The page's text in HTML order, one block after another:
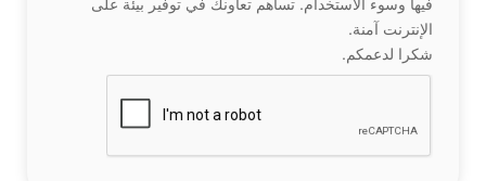
الإنترنت آمنة.
شكرا لدعمكم.